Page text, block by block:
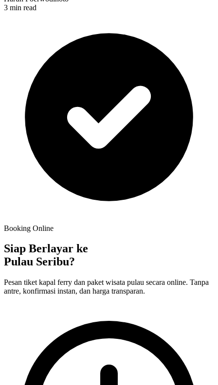
3 min read
Booking Online
Siap Berlayar ke
Pulau Seribu?
Pesan tiket kapal ferry dan paket wisata pulau secara online. Tanpa
antre, konfirmasi instan, dan harga transparan.